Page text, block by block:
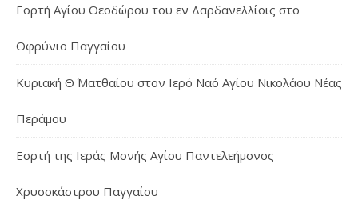
Εορτή Αγίου Θεοδώρου του εν Δαρδανελλίοις στο
Οφρύνιο Παγγαίου
Κυριακή Θ΄ Ματθαίου στον Ιερό Ναό Αγίου Νικολάου Νέας
Περάμου
Εορτή της Ιεράς Μονής Αγίου Παντελεήμονος
Χρυσοκάστρου Παγγαίου